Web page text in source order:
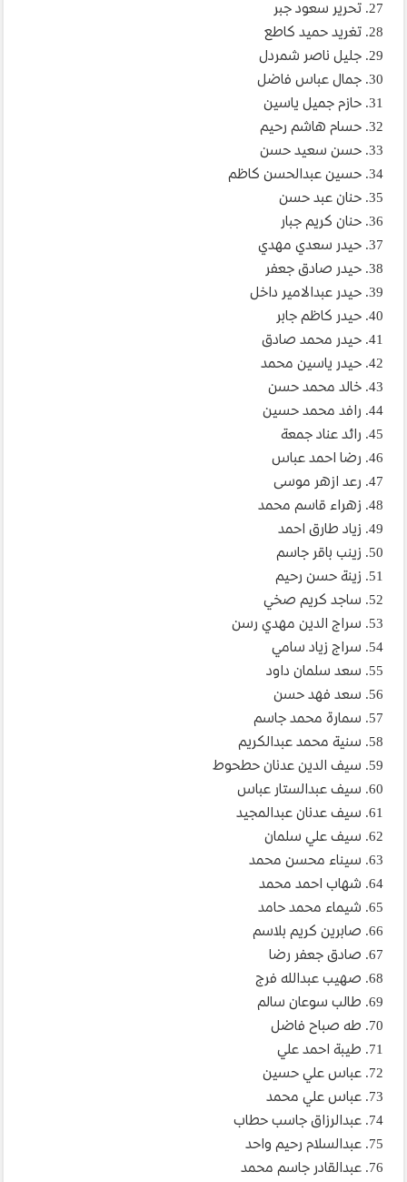
27. تحرير سعود جبر
28. تغريد حميد كاطع
29. جليل ناصر شمردل
30. جمال عباس فاضل
31. حازم جميل ياسين
32. حسام هاشم رحيم
33. حسن سعيد حسن
34. حسين عبدالحسن كاظم
35. حنان عبد حسن
36. حنان كريم جبار
37. حيدر سعدي مهدي
38. حيدر صادق جعفر
39. حيدر عبدالامير داخل
40. حيدر كاظم جابر
41. حيدر محمد صادق
42. حيدر ياسين محمد
43. خالد محمد حسن
44. رافد محمد حسين
45. رائد عناد جمعة
46. رضا احمد عباس
47. رعد ازهر موسى
48. زهراء قاسم محمد
49. زياد طارق احمد
50. زينب باقر جاسم
51. زينة حسن رحيم
52. ساجد كريم صخي
53. سراج الدين مهدي رسن
54. سراج زياد سامي
55. سعد سلمان داود
56. سعد فهد حسن
57. سمارة محمد جاسم
58. سنية محمد عبدالكريم
59. سيف الدين عدنان حطحوط
60. سيف عبدالستار عباس
61. سيف عدنان عبدالمجيد
62. سيف علي سلمان
63. سيناء محسن محمد
64. شهاب احمد محمد
65. شيماء محمد حامد
66. صابرين كريم بلاسم
67. صادق جعفر رضا
68. صهيب عبدالله فرج
69. طالب سوعان سالم
70. طه صباح فاضل
71. طيبة احمد علي
72. عباس علي حسين
73. عباس علي محمد
74. عبدالرزاق جاسب حطاب
75. عبدالسلام رحيم واحد
76. عبدالقادر جاسم محمد